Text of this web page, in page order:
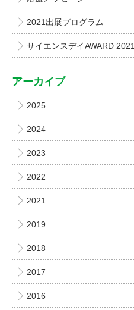
2021出展プログラム
サイエンスデイAWARD 2021
アーカイブ
2025
2024
2023
2022
2021
2019
2018
2017
2016